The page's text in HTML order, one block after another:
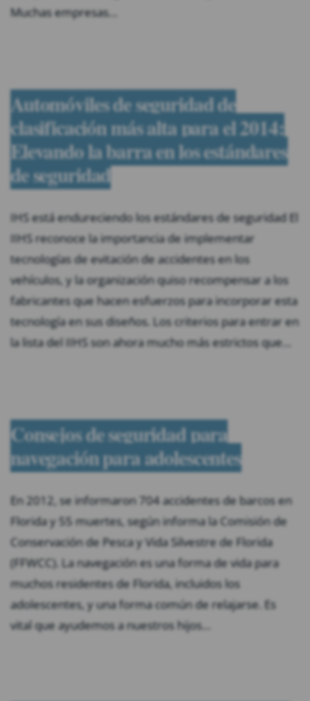
Muchas empresas…
Automóviles de seguridad de
clasificación más alta para el 2014:
Elevando la barra en los estándares
de seguridad
IHS está endureciendo los estándares de seguridad El
IIHS reconoce la importancia de implementar
tecnologías de evitación de accidentes en los
vehículos, y la organización quiso recompensar a los
fabricantes que hacen esfuerzos para incorporar esta
tecnología en sus diseños. Los criterios para entrar en
la lista del IIHS son ahora mucho más estrictos que…
Consejos de seguridad para
navegación para adolescentes
En 2012, se informaron 704 accidentes de barcos en
Florida y 55 muertes, según informa la Comisión de
Conservación de Pesca y Vida Silvestre de Florida
(FFWCC). La navegación es una forma de vida para
muchos residentes de Florida, incluidos los
adolescentes, y una forma común de relajarse. Es
vital que ayudemos a nuestros hijos…